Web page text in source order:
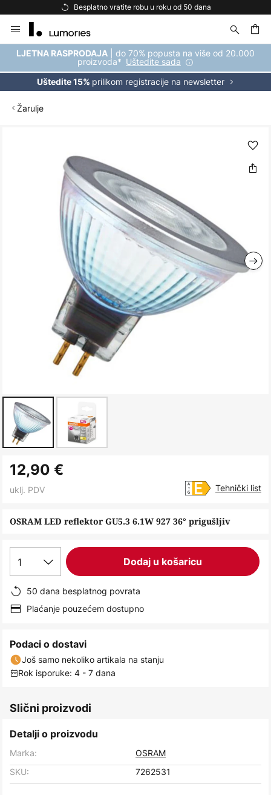
Besplatno vratite robu u roku od 50 dana
to
Content
LJETNA RASPRODAJA | do 70% popusta na više od 20.000
proizvoda* Uštedite sada
Uštedite 15% prilikom registracije na newsletter
Žarulje
to
the
of
images
gallery
OSRAM LED reflektor GU5.3 6.1W 927 36° prigušljiv
12,90 €
uklj. PDV Tehnički list
1 Dodaj u košaricu
50 dana besplatnog povrata
Plaćanje pouzećem dostupno
Podaci o dostavi
Još samo nekoliko artikala na stanju
Rok isporuke: 4 - 7 dana
Slični proizvodi
Detalji o proizvodu
Marka:
OSRAM
SKU:
7262531